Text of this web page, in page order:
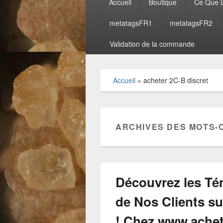
principal
metatagsFR1 metatagsFR2
Validation de la commande
Accueil » acheter 2C-B discret
ARCHIVES DES
Découvrez les Témoignages Enthousiastes de Nos Clients sur www.achetermdma.com ! Chez www.achetermdma.com, nous sommes ravis d’annoncer que nos clients sont extrêmement satisfaits de notre service et de la qualité de nos produits ! Nous avons recueilli les avis de 60 personnes, hommes et femmes, qui partagent leur expérience positive avec nous. Ce Que Disent Nos Clients : Marie, 28 ans, Paris : « J’ai récemment commandé du MDMA sur ce site et je suis absolument ravie ! La qualité est exceptionnelle et la livraison depuis l’Espagne a été incroyablement rapide. Je recommande vivement ! » Jean, 34 ans, Lyon : « Acheter sur www.achetermdma.com a été une expérience fantastique. Les produits de design sont de très haute qualité, et le service client est top. La livraison en Allemagne a été rapide et discrète. » Sophie, 22 ans, Marseille : « Je suis tellement heureuse d’avoir trouvé ce site. Les MDMA et autres produits de design sont parfaitement conformes à la description. Livraison parfaite depuis l’Espagne. » Pierre, 40 ans, Toulouse : « Le service est impeccable ! Les produits sont excellents et le délai de livraison, que ce soit depuis l’Espagne ou l’Allemagne, est toujours respecté. Très satisfait ! » Julie, 30 ans, Nice : « Je commande régulièrement sur www.achetermdma.com et chaque fois, la qualité est au rendez-vous. Les envois sont rapides et bien emballés. Je suis très contente de ce service ! » Marc, 29 ans, Bordeaux : « Ce site est génial ! Les produits sont de première qualité et la livraison depuis l’Allemagne est toujours ponctuelle. Je ne pourrais pas demander mieux. » Claire, 25 ans, Lille : « Super expérience d’achat ! Le MDMA est pur et efficace, et la livraison depuis l’Espagne est toujours rapide. Je recommande fortement ! » Louis, 38 ans, Nantes : « J’adore ce site ! Les produits de design sont vraiment top et le service est impeccable. Les envois depuis l’Espagne sont toujours rapides et discrets. » Anaïs, 27 ans, Strasbourg : « Acheter du MDMA ici a été un jeu d’enfant. La qualité est au rendez-vous et la livraison, que ce soit depuis l’Espagne ou l’Allemagne, est toujours rapide. Très satisfait ! » David, 35 ans, Montpellier : « Le meilleur site pour acheter du MDMA et des produits de design ! Les envois sont toujours ponctuels et le service client est très réactif. Je recommande vivement ! » Laura, 33 ans, Rennes : « Le service est exceptionnel ! Les produits sont de qualité et les livraisons depuis l’Espagne sont toujours rapides et discrètes. Je suis vraiment contente de mes achats. » Paul, 26 ans, Grenoble : « Excellente expérience d’achat ! Le MDMA est de très bonne qualité et la livraison est toujours rapide. Merci à l’équipe de www.achetermdma.com ! » Emma, 31 ans, Aix-en-Provence : « Très contente de mon expérience d’achat sur ce site. La qualité des produits est top et la livraison, que ce soit depuis l’Espagne ou l’Allemagne, est toujours rapide. » Nicolas, 42 ans, Avignon : « Je suis impressionné par la rapidité et la discrétion des livraisons. Les produits de design sont excellents et le service est irréprochable. » Julie, 29 ans, Clermont-Ferrand : « Une très bonne expérience d’achat ! Les produits sont conformes à la description et la livraison est toujours rapide et discrète. Je recommande ce site sans hésitation. » Thomas, 37 ans, La Rochelle : « Ce site est top ! La qualité du MDMA est excellente et les envois depuis l’Espagne sont toujours rapides. Je suis très satisfait de mon achat. » Lucie, 24 ans, Rouen : « J’ai été agréablement surprise par la qualité des produits et la rapidité de la livraison. Le service est vraiment excellent ! » Antoine, 33 ans, Orléans : « J’achète régulièrement sur www.achetermdma.com et je suis toujours satisfait. Les produits sont de qualité et les